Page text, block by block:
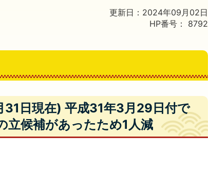
更新日：2024年09月02日
HP番号：
8792
31日現在) 平成31年3月29日付で
立候補があったため1人減